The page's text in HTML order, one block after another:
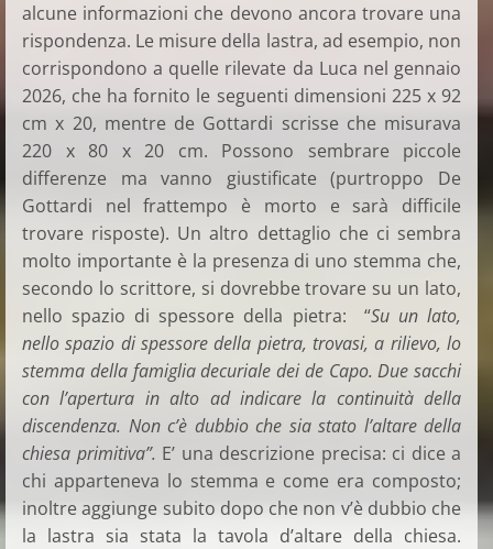
alcune informazioni che devono ancora trovare una
rispondenza. Le misure della lastra, ad esempio, non
corrispondono a quelle rilevate da Luca nel gennaio
2026, che ha fornito le seguenti dimensioni 225 x 92
cm x 20, mentre de Gottardi scrisse che misurava
220 x 80 x 20 cm. Possono sembrare piccole
differenze ma vanno giustificate (purtroppo De
Gottardi nel frattempo è morto e sarà difficile
trovare risposte). Un altro dettaglio che ci sembra
molto importante è la presenza di uno stemma che,
secondo lo scrittore, si dovrebbe trovare su un lato,
nello spazio di spessore della pietra: “Su un lato,
nello spazio di spessore della pietra, trovasi, a rilievo, lo
stemma della famiglia decuriale dei de Capo. Due sacchi
con l’apertura in alto ad indicare la continuità della
discendenza. Non c’è dubbio che sia stato l’altare della
chiesa primitiva”. E’ una descrizione precisa: ci dice a
chi apparteneva lo stemma e come era composto;
inoltre aggiunge subito dopo che non v’è dubbio che
la lastra sia stata la tavola d’altare della chiesa.